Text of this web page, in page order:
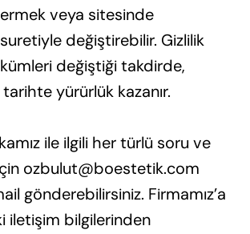
veya sitesinde
değiştirebilir. Gizlilik
değiştiği takdirde,
tarihte yürürlük kazanır.
ile ilgili her türlü soru ve
ozbulut@boestetik.com
gönderebilirsiniz. Firmamız’a
iletişim bilgilerinden